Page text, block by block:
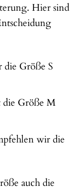
Hier sind
die Größe S
die Größe M
wir die
auch die